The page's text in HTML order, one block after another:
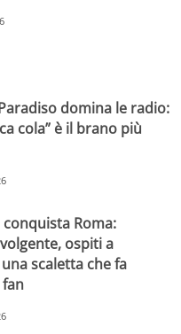
domina le radio:
cola” è il brano più
conquista Roma:
ospiti a
scaletta che fa